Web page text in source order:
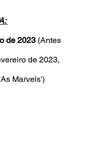
de 2023 (Antes
de 2023,
Marvels')